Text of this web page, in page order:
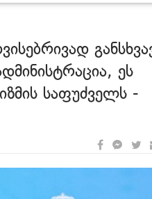
ეს
საფუძველს -